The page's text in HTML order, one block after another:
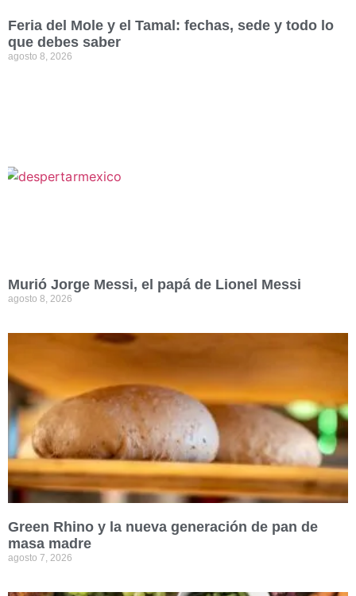
Feria del Mole y el Tamal: fechas, sede y todo lo
que debes saber
agosto 8, 2026
Murió Jorge Messi, el papá de Lionel Messi
agosto 8, 2026
Green Rhino y la nueva generación de pan de
masa madre
agosto 7, 2026